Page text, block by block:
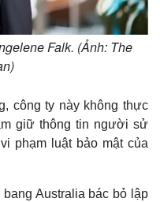
Falk. (Ảnh: The
công ty này không thực
giữ thông tin người sử
phạm luật bảo mật của
Australia bác bỏ lập